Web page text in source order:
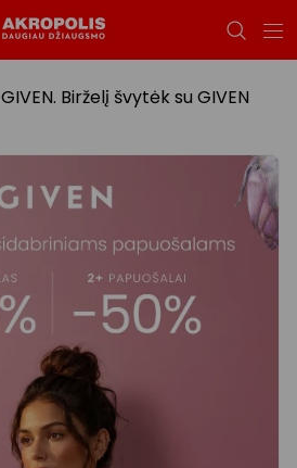
GIVEN. Birželį švytėk su GIVEN